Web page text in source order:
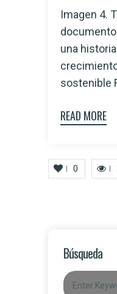
Imagen 4.
una
sostenible
READ MORE
0
Búsqueda